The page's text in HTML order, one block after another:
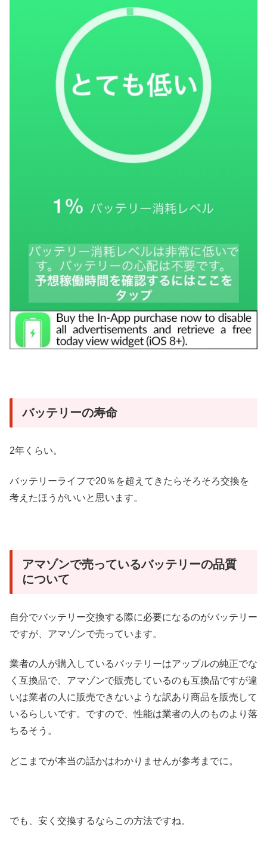
バッテリーの寿命
2年くらい。
バッテリーライフで20％を超えてきたらそろそろ交換を
考えたほうがいいと思います。
アマゾンで売っているバッテリーの品質
について
自分でバッテリー交換する際に必要になるのがバッテリー
ですが、アマゾンで売っています。
業者の人が購入しているバッテリーはアップルの純正でな
く互換品で、アマゾンで販売しているのも互換品ですが違
いは業者の人に販売できないような訳あり商品を販売して
いるらしいです。ですので、性能は業者の人のものより落
ちるそう。
どこまでが本当の話かはわかりませんが参考までに。
でも、安く交換するならこの方法ですね。